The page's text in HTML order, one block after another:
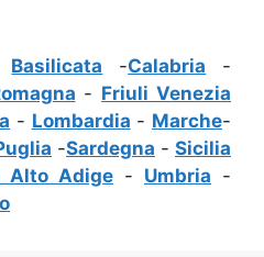
Basilicata -Calabria -
- Friuli Venezia
- Lombardia - Marche-
-Sardegna - Sicilia
Alto Adige - Umbria -